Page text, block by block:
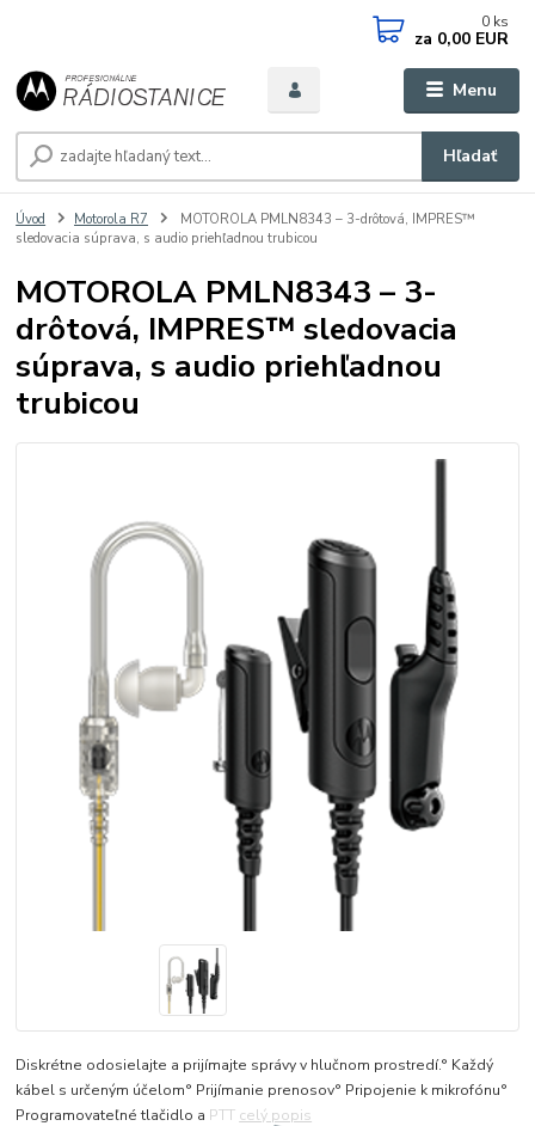
Menu
Hľadať
0 ks
za 0,00 EUR
Úvod Motorola R7
MOTOROLA PMLN8343 – 3-drôtová, IMPRES™
sledovacia súprava, s audio priehľadnou trubicou
MOTOROLA PMLN8343 – 3-
drôtová, IMPRES™ sledovacia
súprava, s audio priehľadnou
trubicou
Diskrétne odosielajte a prijímajte správy v hlučnom prostredí.° Každý
kábel s určeným účelom° Prijímanie prenosov° Pripojenie k mikrofónu°
Programovateľné tlačidlo a PTT celý popis